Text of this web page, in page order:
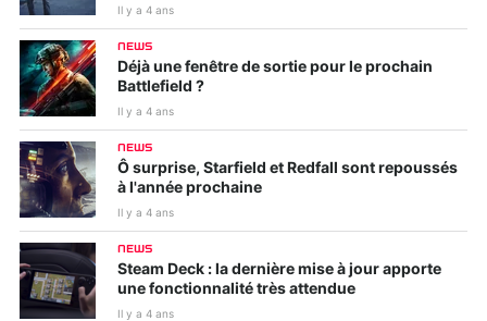
Il y a 4 ans
NEWS
Déjà une fenêtre de sortie pour le prochain
Battlefield ?
Il y a 4 ans
NEWS
Ô surprise, Starfield et Redfall sont repoussés
à l'année prochaine
Il y a 4 ans
NEWS
Steam Deck : la dernière mise à jour apporte
une fonctionnalité très attendue
Il y a 4 ans